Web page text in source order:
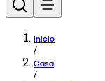
Inicio
/
Casa
/